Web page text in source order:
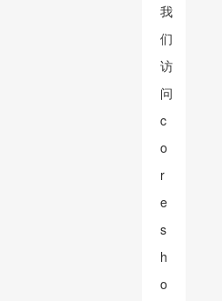
我
们
访
问
c
o
r
e
s
h
o